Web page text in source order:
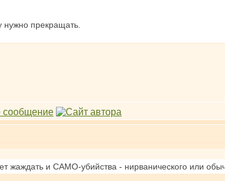
нужно прекращать.
жаждать и САМО-убийства - нирванического или